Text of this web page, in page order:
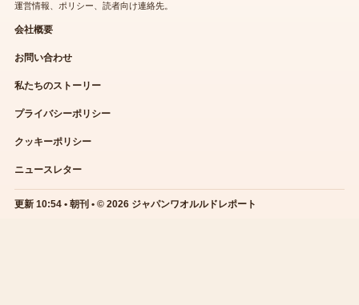
運営情報、ポリシー、読者向け連絡先。
会社概要
お問い合わせ
私たちのストーリー
プライバシーポリシー
クッキーポリシー
ニュースレター
更新 10:54 • 朝刊 • © 2026 ジャパンワオルルドレポート